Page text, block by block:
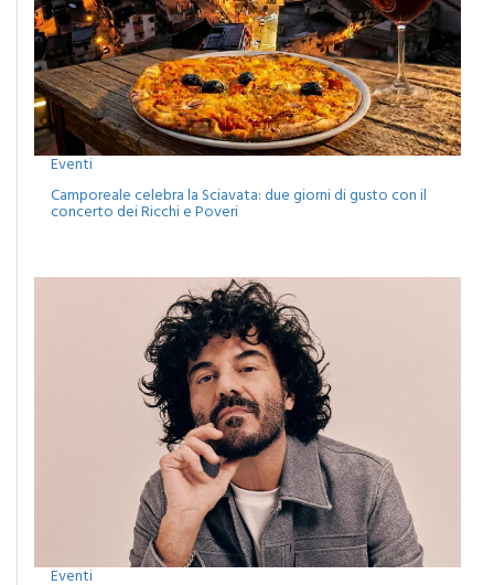
Eventi
Camporeale celebra la Sciavata: due giorni di gusto con il